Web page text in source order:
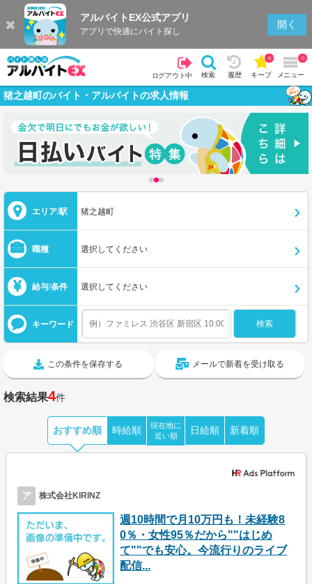
アルバイトEX公式アプリ
アプリで快適にバイト探し
開く
ログアウト中 検索 履歴 キープ
0
メニュー
0
猪之越町のバイト・アルバイトの求人情報
エリア/駅 猪之越町
職種 選択してください
給与/条件 選択してください
キーワード
この条件を保存する メールで新着を受け取る
検索結果4件
おすすめ順 時給順
現在地に
近い順
日給順 新着順
ア 株式会社KIRINZ
週10時間で月10万円も！未経験8
0％・女性95％だから""はじめ
て""でも安心。今流行りのライブ
配信...